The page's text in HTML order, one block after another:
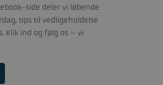
side deler vi løbende
tips til vedligeholdelse
Klik ind og følg os – vi